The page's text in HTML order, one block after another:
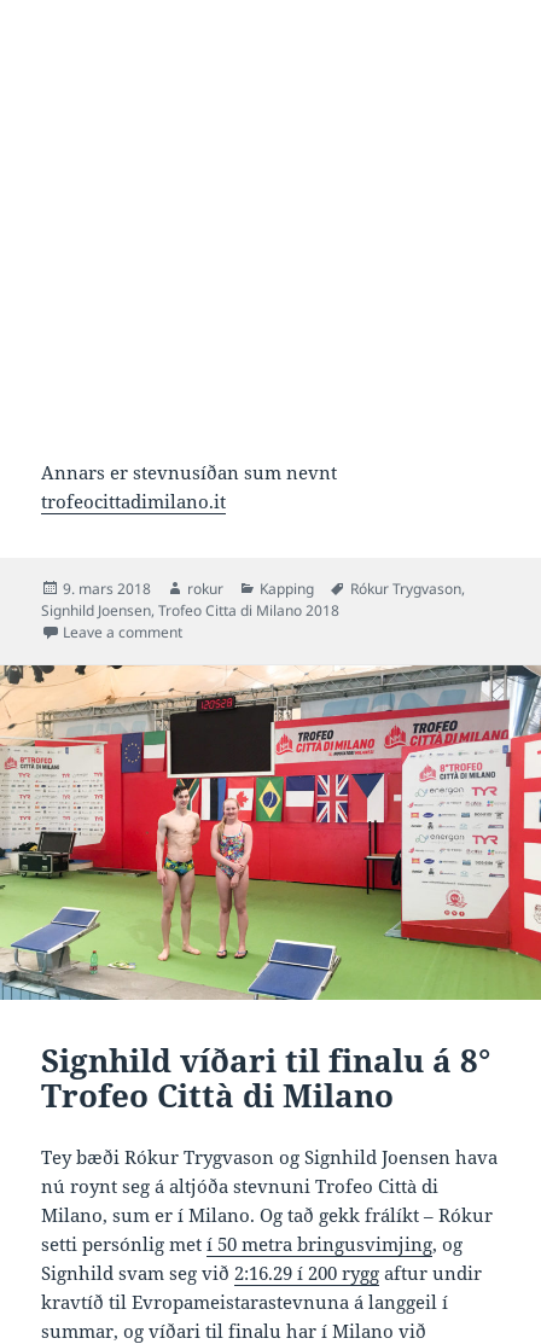
Annars er stevnusíðan sum nevnt
trofeocittadimilano.it
Posted
on
9. mars 2018 Author
rokur Categories
Kapping Tags
Rókur Trygvason,
Signhild Joensen,Trofeo Citta di Milano 2018
Leave a commenton Sjónvarp og úrslit frá 8° Trofeo Città di Milano
Signhild víðari til finalu á 8°
Trofeo Città di Milano
Tey bæði Rókur Trygvason og Signhild Joensen hava
nú roynt seg á altjóða stevnuni Trofeo Città di
Milano, sum er í Milano. Og tað gekk frálíkt – Rókur
setti persónlig metí 50 metra bringusvimjing, og
Signhild svam seg við2:16.29 í 200 rygg aftur undir
kravtíð til Evropameistarastevnuna á langgeil í
summar, og víðari til finalu har í Milano við